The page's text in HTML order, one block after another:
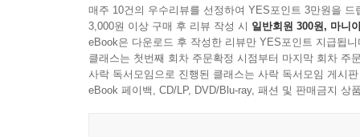
매주 10건의 우수리뷰를 선정하여 YES포인트 3만원을 드
3,000원 이상 구매 후 리뷰 작성 시 일반회원 300원, 마니
eBook은 다운로드 후 작성한 리뷰만 YES포인트 지급됩니
클래스는 첫번째 회차 주문확정 시점부터 마지막 회차 주
사락 독서모임으로 진행된 클래스는 사락 독서모임 게시
eBook 페이백, CD/LP, DVD/Blu-ray, 패션 및 판매금지 상